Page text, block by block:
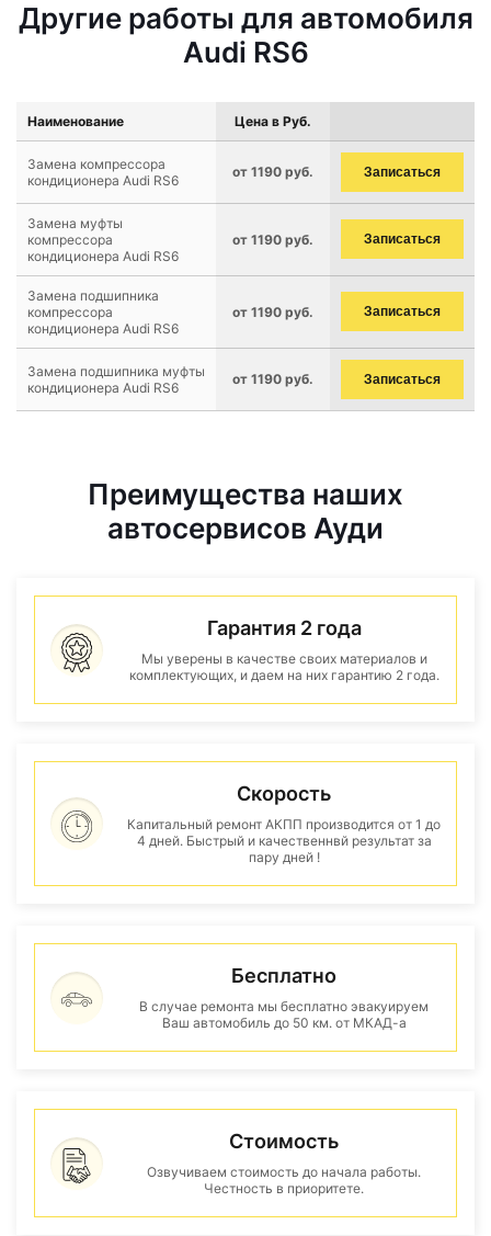
Другие работы для автомобиля
Audi RS6
Наименование Цена в Руб.
Замена компрессора
кондиционера Audi RS6
от 1190 руб. Записаться
Замена муфты
компрессора
кондиционера Audi RS6
от 1190 руб. Записаться
Замена подшипника
компрессора
кондиционера Audi RS6
от 1190 руб. Записаться
Замена подшипника муфты
кондиционера Audi RS6
от 1190 руб. Записаться
Преимущества наших
автосервисов Ауди
Гарантия 2 года
Мы уверены в качестве своих материалов и
комплектующих, и даем на них гарантию 2 года.
Скорость
Капитальный ремонт АКПП производится от 1 до
4 дней. Быстрый и качественнвй результат за
пару дней !
Бесплатно
В случае ремонта мы бесплатно эвакуируем
Ваш автомобиль до 50 км. от МКАД-а
Стоимость
Озвучиваем стоимость до начала работы.
Честность в приоритете.